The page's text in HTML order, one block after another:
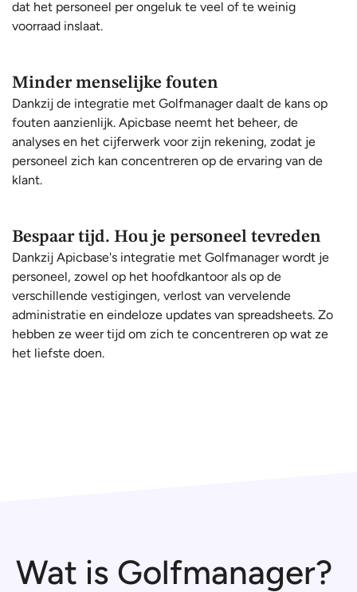
dat het personeel per ongeluk te veel of te weinig
voorraad inslaat.
Minder menselijke fouten
Dankzij de integratie met Golfmanager daalt de kans op
fouten aanzienlijk. Apicbase neemt het beheer, de
analyses en het cijferwerk voor zijn rekening, zodat je
personeel zich kan concentreren op de ervaring van de
klant.
Bespaar tijd. Hou je personeel tevreden
Dankzij Apicbase's integratie met Golfmanager wordt je
personeel, zowel op het hoofdkantoor als op de
verschillende vestigingen, verlost van vervelende
administratie en eindeloze updates van spreadsheets. Zo
hebben ze weer tijd om zich te concentreren op wat ze
het liefste doen.
Wat is Golfmanager?